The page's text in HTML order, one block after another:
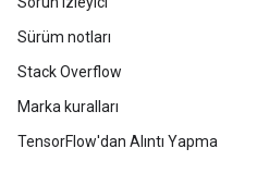
Sürüm notları
Stack Overflow
Marka kuralları
TensorFlow'dan Alıntı Yapma